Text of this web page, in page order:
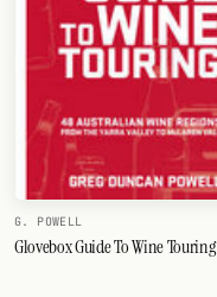
G. POWELL
Glovebox Guide To Wine Touring